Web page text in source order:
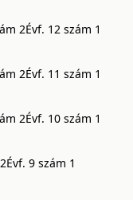
2Évf. 12 szám 1
2Évf. 11 szám 1
2Évf. 10 szám 1
Évf. 9 szám 1